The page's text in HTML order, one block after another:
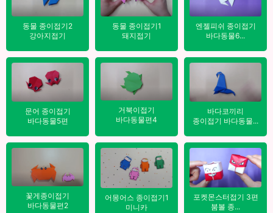
동물 종이접기2
강아지접기
동물 종이접기1
돼지접기
엔젤피쉬 종이접기
바다동물6...
문어 종이접기
바다동물5편
거북이접기
바다동물편4
바다코끼리
종이접기 바다동물...
꽃게종이접기
바다동물편2
어몽어스 종이접기1
미니카
포켓몬스터접기 3편
붐볼 종...